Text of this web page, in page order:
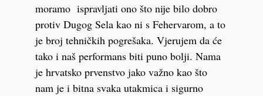
moramo ispravljati ono što nije bilo dobro
protiv Dugog Sela kao ni s Fehervarom, a to
je broj tehničkih pogrešaka. Vjerujem da će
tako i naš performans biti puno bolji. Nama
je hrvatsko prvenstvo jako važno kao što
nam je i bitna svaka utakmica i sigurno